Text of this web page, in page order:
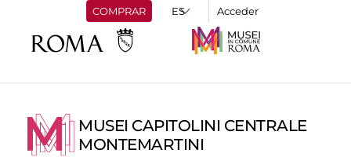
COMPRAR Acceder
MUSEI CAPITOLINI CENTRALE
MONTEMARTINI